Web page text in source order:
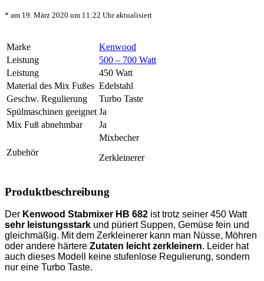
* am 19. März 2020 um 11:22 Uhr aktualisiert
Marke
Kenwood
Leistung
500 – 700 Watt
Leistung
450 Watt
Material des Mix Fußes Edelstahl
Geschw. Regulierung
Turbo Taste
Spülmaschinen geeignet Ja
Mix Fuß abnehmbar
Ja
Zubehör
Mixbecher
Zerkleinerer
Produktbeschreibung
Der Kenwood Stabmixer HB 682 ist trotz seiner 450 Watt
sehr leistungsstark und püriert Suppen, Gemüse fein und
gleichmäßig. Mit dem Zerkleinerer kann man Nüsse, Möhren
oder andere härtere Zutaten leicht zerkleinern. Leider hat
auch dieses Modell keine stufenlose Regulierung, sondern
nur eine Turbo Taste.